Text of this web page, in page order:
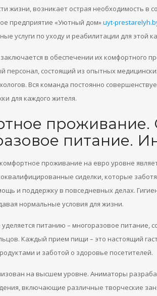
жизни, возникает острая необходимость в
предприятие «Уютный дом»uyt-
услуги по уходу и реабилитации для этой
в обеспечении их комфортного
персонал, состоящий из опытных
Вся команда постоянно
для каждого жителя.
проживание.
питание.
проживание на евро уровне
сиделки, которые
и поддержку в повседневных делах.
нормальные условия для жизни.
питанию – многоразовое питание,
Каждый прием пищи – это настоящий
и заботой о здоровье посетителей.
на высшем уровне. Аниматоры
включающие различные творческие